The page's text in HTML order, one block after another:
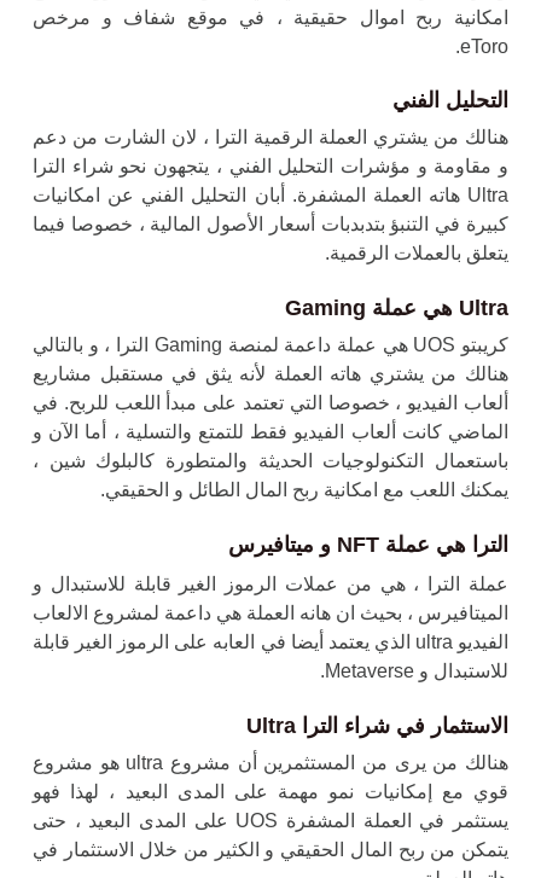
امكانية ربح اموال حقيقية ، في موقع شفاف و مرخص
eToro.
التحليل الفني
هنالك من يشتري العملة الرقمية الترا ، لان الشارت من دعم
و مقاومة و مؤشرات التحليل الفني ، يتجهون نحو شراء الترا
Ultra هاته العملة المشفرة. أبان التحليل الفني عن امكانيات
كبيرة في التنبؤ بتدبدبات أسعار الأصول المالية ، خصوصا فيما
يتعلق بالعملات الرقمية.
Ultra هي عملة Gaming
كريبتو UOS هي عملة داعمة لمنصة Gaming الترا ، و بالتالي
هنالك من يشتري هاته العملة لأنه يثق في مستقبل مشاريع
ألعاب الفيديو ، خصوصا التي تعتمد على مبدأ اللعب للربح. في
الماضي كانت ألعاب الفيديو فقط للتمتع والتسلية ، أما الآن و
باستعمال التكنولوجيات الحديثة والمتطورة كالبلوك شين ،
يمكنك اللعب مع امكانية ربح المال الطائل و الحقيقي.
الترا هي عملة NFT و ميتافيرس
عملة الترا ، هي من عملات الرموز الغير قابلة للاستبدال و
الميتافيرس ، بحيث ان هانه العملة هي داعمة لمشروع الالعاب
الفيديو ultra الذي يعتمد أيضا في العابه على الرموز الغير قابلة
للاستبدال و Metaverse.
الاستثمار في شراء الترا Ultra
هنالك من يرى من المستثمرين أن مشروع ultra هو مشروع
قوي مع إمكانيات نمو مهمة على المدى البعيد ، لهذا فهو
يستثمر في العملة المشفرة UOS على المدى البعيد ، حتى
يتمكن من ربح المال الحقيقي و الكثير من خلال الاستثمار في